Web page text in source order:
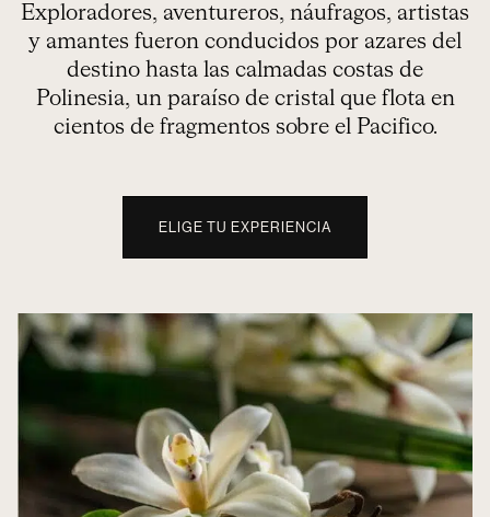
Exploradores, aventureros, náufragos, artistas
y amantes fueron conducidos por azares del
destino hasta las calmadas costas de
Polinesia, un paraíso de cristal que flota en
cientos de fragmentos sobre el Pacifico.
ELIGE TU EXPERIENCIA